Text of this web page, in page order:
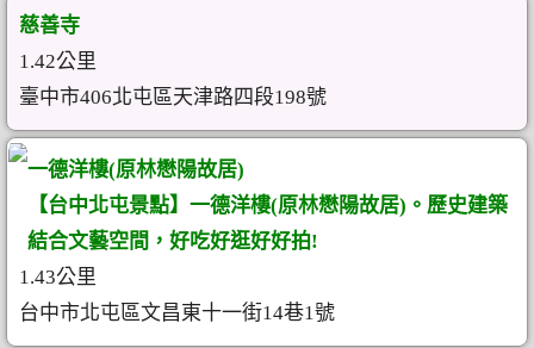
慈善寺
1.42公里
臺中市406北屯區天津路四段198號
一德洋樓(原林懋陽故居)
【台中北屯景點】一德洋樓(原林懋陽故居)。歷史建築
結合文藝空間，好吃好逛好好拍!
1.43公里
台中市北屯區文昌東十一街14巷1號